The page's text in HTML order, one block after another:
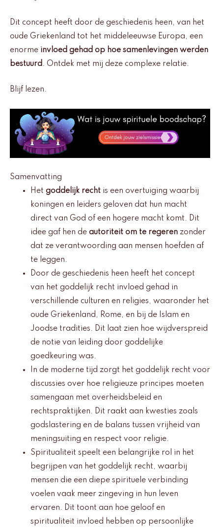
Dit concept heeft door de geschiedenis heen, van het
oude Griekenland tot het middeleeuwse Europa, een
enorme invloed gehad op hoe samenlevingen werden
bestuurd . Ontdek met mij deze complexe relatie.
Blijf lezen.
Samenvatting
Het goddelijk recht is een overtuiging waarbij
koningen en leiders geloven dat hun macht
direct van God of een hogere macht komt. Dit
idee gaf hen de autoriteit om te regeren zonder
dat ze verantwoording aan mensen hoefden af
te leggen.
Door de geschiedenis heen heeft het concept
van het goddelijk recht invloed gehad in
verschillende culturen en religies, waaronder het
oude Griekenland, Rome, en bij de Islam en
Joodse tradities. Dit laat zien hoe wijdverspreid
de notie van leiding door goddelijke
goedkeuring was.
In de moderne tijd zorgt het goddelijk recht voor
discussies over hoe religieuze principes moeten
samengaan met overheidsbeleid en
rechtspraktijken. Dit raakt aan kwesties zoals
godslastering en de balans tussen vrijheid van
meningsuiting en respect voor religie.
Spiritualiteit speelt een belangrijke rol in het
begrijpen van het goddelijk recht, waarbij
mensen die een diepe spirituele verbinding
voelen vaak meer zingeving in hun leven
ervaren. Dit toont aan hoe geloof en
spiritualiteit invloed hebben op persoonlijke